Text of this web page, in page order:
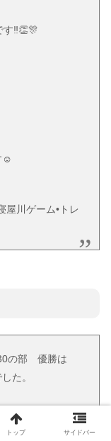
す‼️👏🎊
☺️
屋川ゲーム•トレ
の部 優勝は
た。
トップ サイドバー